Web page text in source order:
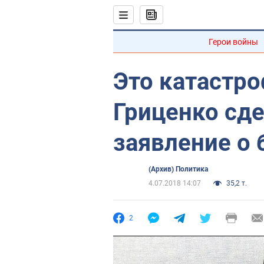
Герои войны
Это
Гриценко
заявление
(Архив) Политика
4.07.2018 14:07
35,2 т.
2